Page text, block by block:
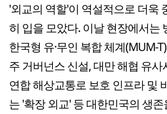
'외교의 역할'이 역설적으로 더욱
히 입을 모았다. 이날 현장에서는
한국형 유·무인 복합 체계(MUM-
주 거버넌스 신설, 대만 해협 유사
연합 해상교통로 보호 인프라 및
는 '확장 외교' 등 대한민국의 생